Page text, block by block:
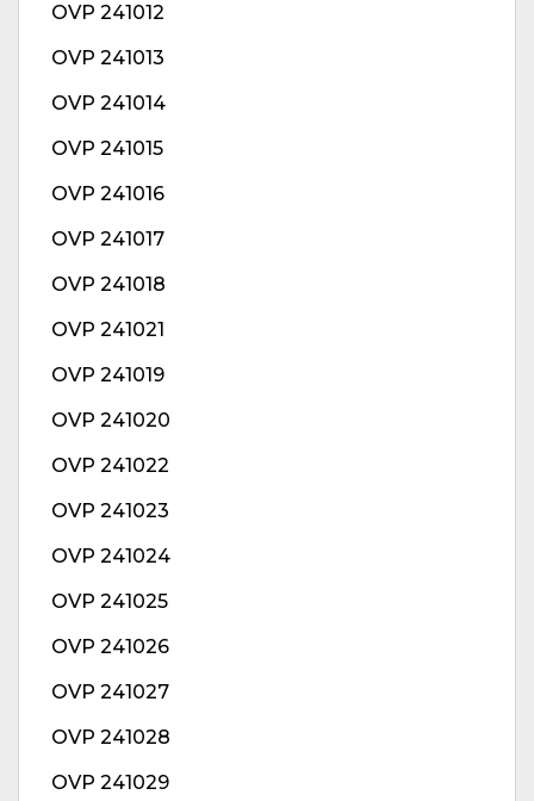
OVP 241012
OVP 241013
OVP 241014
OVP 241015
OVP 241016
OVP 241017
OVP 241018
OVP 241021
OVP 241019
OVP 241020
OVP 241022
OVP 241023
OVP 241024
OVP 241025
OVP 241026
OVP 241027
OVP 241028
OVP 241029